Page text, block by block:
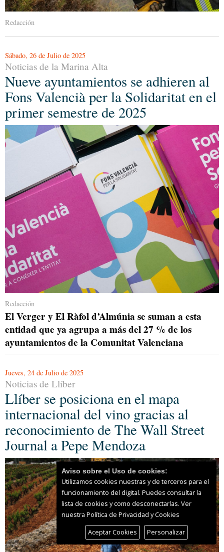
Redacción
Sábado, 26 de Julio de 2025
Noticias de la Marina Alta
Nueve ayuntamientos se adhieren al
Fons Valencià per la Solidaritat en el
primer semestre de 2025
Redacción
El Verger y El Ràfol d’Almúnia se suman a esta
entidad que ya agrupa a más del 27 % de los
ayuntamientos de la Comunitat Valenciana
Jueves, 24 de Julio de 2025
Noticias de Llíber
Llíber se posiciona en el mapa
internacional del vino gracias al
reconocimiento de The Wall Street
Journal a Pepe Mendoza
Aviso sobre el Uso de cookies:
Utilizamos cookies nuestras y de terceros para el
funcionamiento del digital. Puedes consultar la
lista de cookies y como desconectarlas. Ver
nuestra Política de Privacidad y Cookies
Aceptar Cookies
Personalizar